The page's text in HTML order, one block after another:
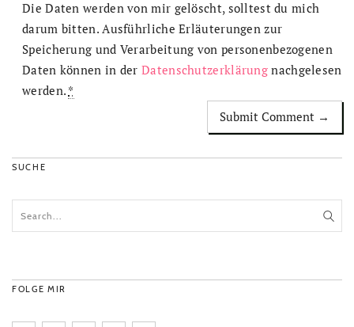
Die Daten werden von mir gelöscht, solltest du mich
darum bitten. Ausführliche Erläuterungen zur
Speicherung und Verarbeitung von personenbezogenen
Daten können in derDatenschutzerklärung nachgelesen
werden. *
SUCHE
FOLGE MIR